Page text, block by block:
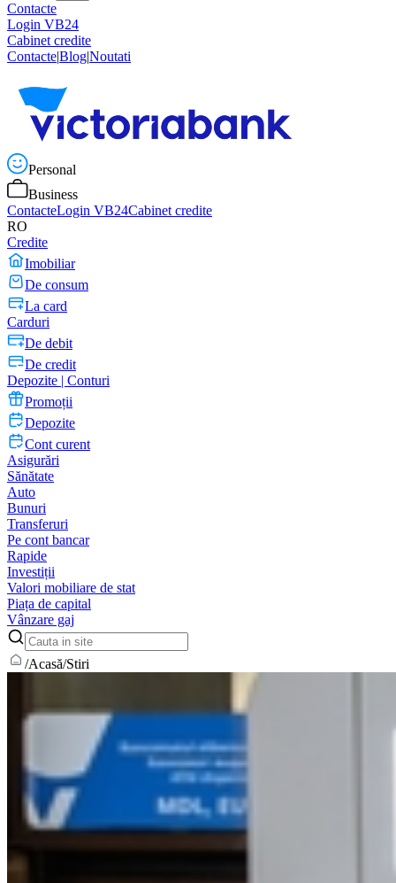
Contacte
Login VB24
Cabinet credite
Contacte|Blog|Noutati
Personal
Business
ContacteLogin VB24Cabinet credite
RO
Credite
Imobiliar
De consum
La card
Carduri
De debit
De credit
Depozite | Conturi
Promoții
Depozite
Cont curent
Asigurări
Sănătate
Auto
Bunuri
Transferuri
Pe cont bancar
Rapide
Investiții
Valori mobiliare de stat
Piața de capital
Vânzare gaj
/Acasă/Stiri